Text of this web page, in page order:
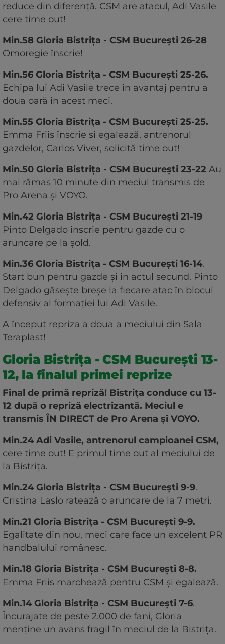
reduce din diferență. CSM are atacul, Adi Vasile
cere time out!
Min.58 Gloria Bistrița - CSM București 26-28
Omoregie înscrie!
Min.56 Gloria Bistrița - CSM București 25-26.
Echipa lui Adi Vasile trece în avantaj pentru a
doua oară în acest meci.
Min.55 Gloria Bistrița - CSM București 25-25.
Emma Friis înscrie și egalează, antrenorul
gazdelor, Carlos Viver, solicită time out!
Min.50 Gloria Bistrița - CSM București 23-22 Au
mai rămas 10 minute din meciul transmis de
Pro Arena și VOYO.
Min.42 Gloria Bistrița - CSM București 21-19
Pinto Delgado înscrie pentru gazde cu o
aruncare pe la șold.
Min.36 Gloria Bistrița - CSM București 16-14.
Start bun pentru gazde și în actul secund. Pinto
Delgado găsește breșe la fiecare atac în blocul
defensiv al formației lui Adi Vasile.
A început repriza a doua a meciului din Sala
Teraplast!
Gloria Bistrița - CSM București 13-
12, la finalul primei reprize
Final de primă repriză! Bistrița conduce cu 13-
12 după o repriză electrizantă. Meciul e
transmis ÎN DIRECT de Pro Arena și VOYO.
Min.24 Adi Vasile, antrenorul campioanei CSM,
cere time out! E primul time out al meciului de
la Bistrița.
Min.24 Gloria Bistrița - CSM București 9-9.
Cristina Laslo ratează o aruncare de la 7 metri.
Min.21 Gloria Bistrița - CSM București 9-9.
Egalitate din nou, meci care face un excelent PR
handbalului românesc.
Min.18 Gloria Bistrița - CSM București 8-8.
Emma Friis marchează pentru CSM și egalează.
Min.14 Gloria Bistrița - CSM București 7-6.
Încurajate de peste 2.000 de fani, Gloria
menține un avans fragil în meciul de la Bistrița.